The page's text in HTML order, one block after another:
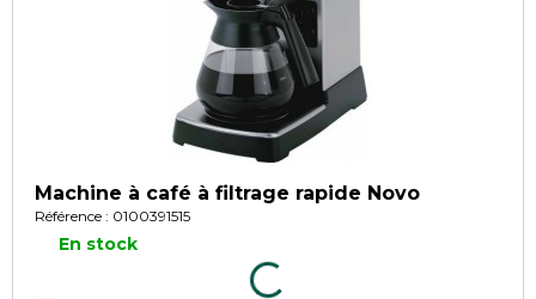
Machine à café à filtrage rapide Novo
Référence : 0100391515
En stock